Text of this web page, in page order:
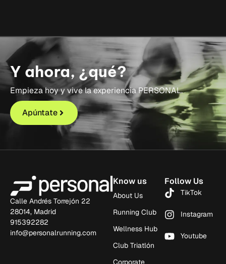
Y ahora, ¿qué?
Empieza hoy y vive la experiencia PERSONAL.
Apúntate
Calle Andrés Torrejón 22
28014, Madrid
915392282
info@personalrunning.com
Know us
About Us
Running Club
Wellness Hub
Club Triatlón
Corporate
Follow Us
TikTok
Instagram
Youtube